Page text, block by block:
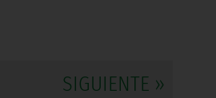
SIGUIENTE »